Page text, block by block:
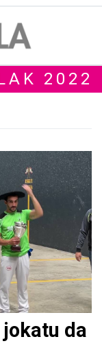
2022
da